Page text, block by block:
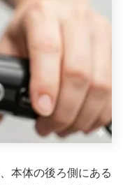
本体の後ろ側にある